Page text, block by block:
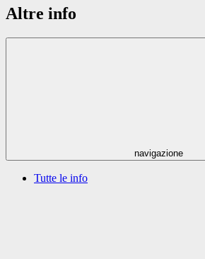
Altre info
navigazione
Tutte le info